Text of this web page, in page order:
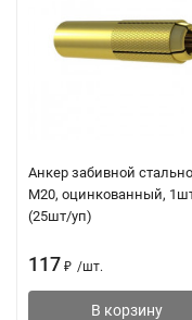
Анкер забивной
М20, оцинкованный,
(25шт/уп)
117 ₽ /шт.
В корзину